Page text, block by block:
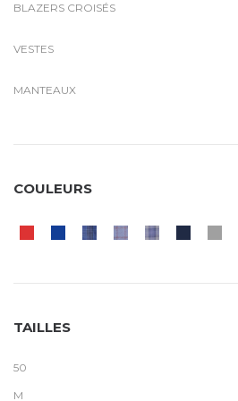
BLAZERS CROISÉS
VESTES
MANTEAUX
COULEURS
TAILLES
50
M